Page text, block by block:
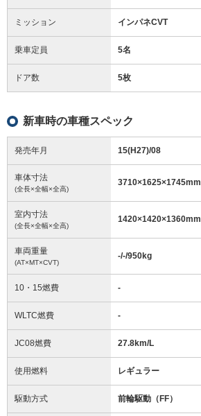
ミッション インパネCVT
乗車定員 5名
ドア数 5枚
新車時の車種スペック
発売年月 15(H27)/08
車体寸法
(全長×全幅×全高)
3710×1625×1745mm
室内寸法
(全長×全幅×全高)
1420×1420×1360mm
車両重量
(AT×MT×CVT)
-/-/950kg
10・15燃費 -
WLTC燃費 -
JC08燃費 27.8km/L
使用燃料 レギュラー
駆動方式 前輪駆動（FF）